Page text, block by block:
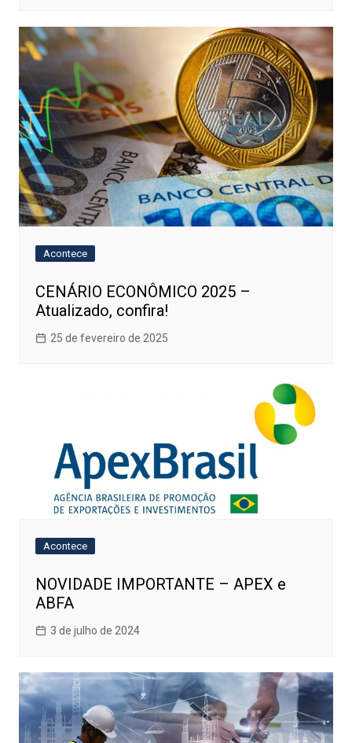
Acontece
CENÁRIO ECONÔMICO 2025 –
Atualizado, confira!
25 de fevereiro de 2025
Acontece
NOVIDADE IMPORTANTE – APEX e
ABFA
3 de julho de 2024